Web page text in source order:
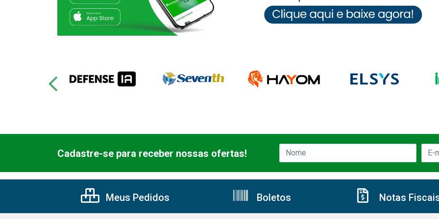
Cadastre-se para receber nossas ofertas!
Meus Pedidos Boletos Notas